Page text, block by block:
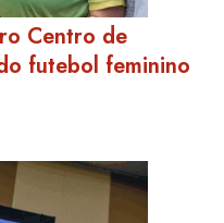
Centro de
futebol feminino